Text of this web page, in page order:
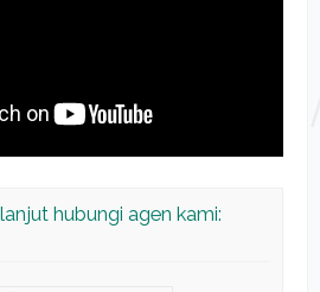
hubungi agen kami: